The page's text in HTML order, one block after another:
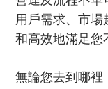
用戶需求、市場
和高效地滿足您
無論您去到哪裡